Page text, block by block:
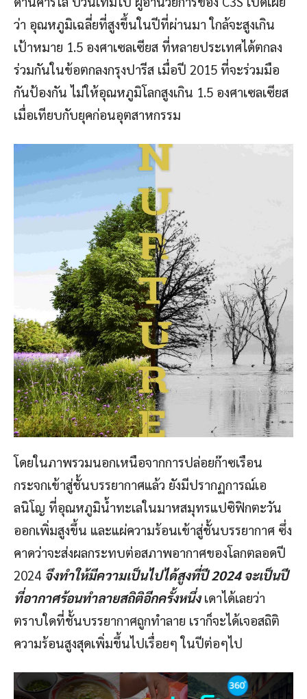
ว่า อุณหภูมิเฉลี่ยที่สูงขึ้นในปีที่ผ่านมา ใกล้จะสูงเกิน
เป้าหมาย 1.5 องศาเซลเซียส ที่หลายประเทศได้ตกลง
ร่วมกันในข้อตกลงกรุงปารีส เมื่อปี 2015 ที่จะร่วมมือ
กันป้องกัน ไม่ให้อุณหภูมิโลกสูงเกิน 1.5 องศาเซลเซียส
เมื่อเทียบกับยุคก่อนอุตสาหกรรม
โดยในภาพรวมนอกเหนือจากการปล่อยก๊าซเรือน
กระจกเข้าสู่ชั้นบรรยากาศแล้ว ยังมีปรากฏการณ์เอ
ลนิโญ ที่อุณหภูมิน้ำทะเลในมาหสมุทรแปซิฟิกตะวัน
ออกเพิ่มสูงขึ้น และแผ่ความร้อนเข้าสู่ชั้นบรรยากาศ ซึ่ง
คาดว่าจะส่งผลกระทบต่อสภาพอากาศของโลกตลอดปี
2024 จึงทำให้มีความเป็นไปได้สูงที่ปี 2024 จะเป็นปี
ที่อากาศร้อนทำลายสถิติอีกครั้งหนึ่งเดาได้เลยว่า
ตราบใดที่ชั้นบรรยากาศถูกทำลาย เราก็จะได้เจอสถิติ
ความร้อนสูงสุดเพิ่มขึ้นไปเรื่อยๆ ในปีต่อๆไป